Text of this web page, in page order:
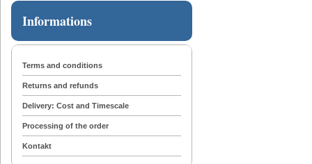
Informations
Terms and conditions
Returns and refunds
Delivery: Cost and Timescale
Processing of the order
Kontakt